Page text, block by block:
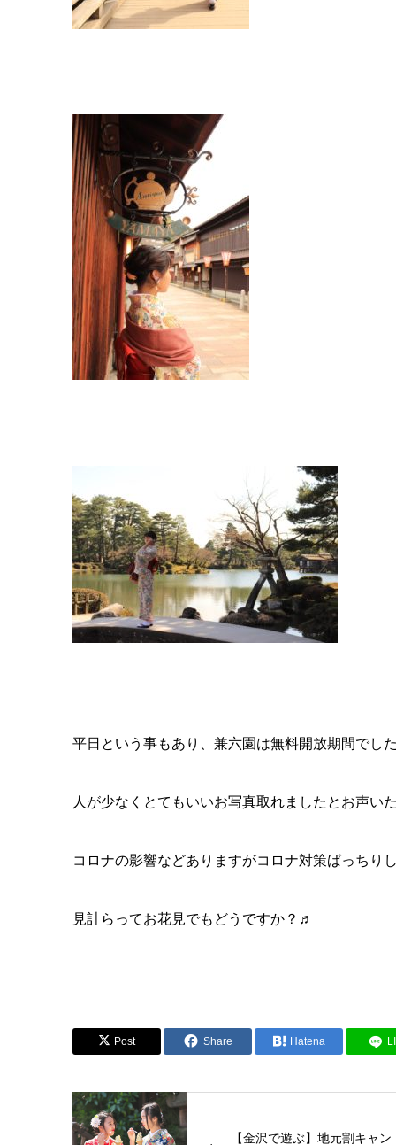
平日という事もあり、兼六園は無料開放期間でし
人が少なくとてもいいお写真取れましたとお声い
コロナの影響などありますがコロナ対策ばっちり
見計らってお花見でもどうですか？♬
Post Share Hatena
【金沢で遊ぶ】地元割キャン